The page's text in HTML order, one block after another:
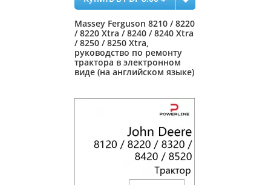
Massey Ferguson 8210 / 8220
/ 8220 Xtra / 8240 / 8240 Xtra
/ 8250 / 8250 Xtra,
руководство по ремонту
трактора в электронном
виде (на английском языке)